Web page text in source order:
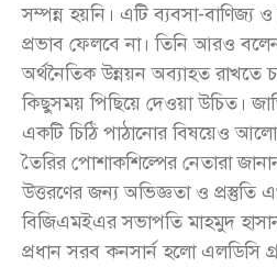
সম্পন্ন হয়নি। এটি ব্যবসা-বাণিজ্য
প্রভাব ফেলবে না। তিনি আরও
অর্থনৈতিক উন্নয়ন অব্যাহত রাখতে
কিছুসময় পিছিয়ে দেওয়া উচিত।
একটি চিঠি পাঠানোর বিষয়েও
তৈরির পোশাকশিল্পের নেতারা
উত্তরণের জন্য অভিজ্ঞতা ও প্রস্তুতি
বিজিএমইএর সভাপতি মাহমুদ
প্রধান সরব কনসার্ন হলো এলডিসি